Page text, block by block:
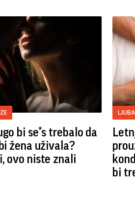
bi se*s trebalo da
žena uživala?
ovo niste znali
bi